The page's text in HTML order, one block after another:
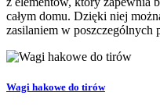
całym domu. Dzięki niej
zasilaniem w poszczególnych
Wagi hakowe do tirów